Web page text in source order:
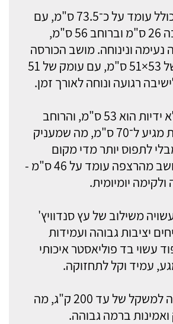
גובה הכורסה הכולל עומד על כ־73.5 ס"מ, עם
משענת גב בגובה 26 ס"מ וברוחב 56 ס"מ,
ונינוחה. מושב הכורסה
מרווח במידות של 53×51 ס"מ, עם עומק של 51
רגועה ונוחה לאורך זמן.
רוחב המושב ללא ידיות הוא 53 ס"מ, והרוחב
הכולל עם הידיות מגיע ל־70 ס"מ, מה שמעניק
לתפוס יותר מדי מקום
בחלל. גובה המושב מהרצפה עומד על 46 ס"מ -
ולקימה יומיומית.
משילוב של עץ סנדוויץ'
יציבות גבוהה ועמידות
עשוי בד פוליאסטר איכותי
הכורסה מתאימה למשקל של עד 200 ק"ג, מה
ברמה גבוהה.